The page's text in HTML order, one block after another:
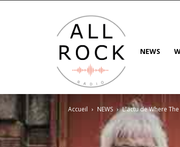
NEWS
Accueil NEWS L'actu de Where